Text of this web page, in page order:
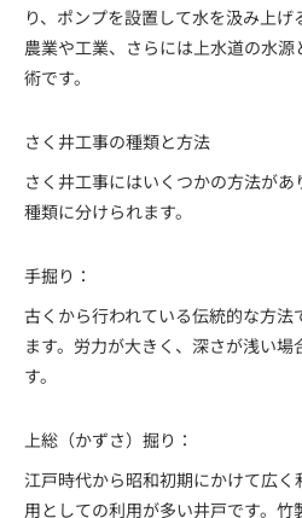
り、ポンプを設置して水を汲み上げ
農業や工業、さらには上水道の水
術です。
さく井工事の種類と方法
さく井工事にはいくつかの方法が
種類に分けられます。
手掘り：
古くから行われている伝統的な方法
ます。労力が大きく、深さが浅い
す。
上総（かずさ）掘り：
江戸時代から昭和初期にかけて広
用としての利用が多い井戸です。